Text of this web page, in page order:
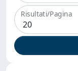
Risultati/Pagina